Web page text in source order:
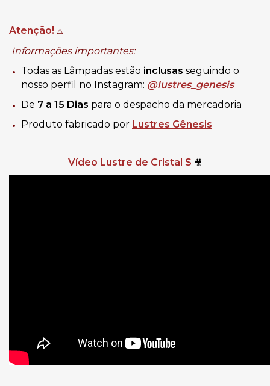
Atenção! ⚠️
Informações importantes:
Todas as Lâmpadas estão inclusas seguindo o
nosso perfil no Instagram: @lustres_genesis
De 7 a 15 Dias para o despacho da mercadoria
Produto fabricado por Lustres Gênesis
Vídeo Lustre de Cristal S 🎥